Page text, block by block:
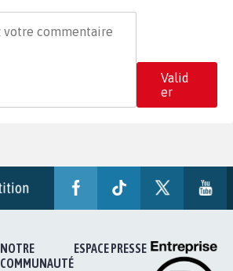
Valid
er
NOTRE
COMMUNAUTÉ
ESPACE PRESSE